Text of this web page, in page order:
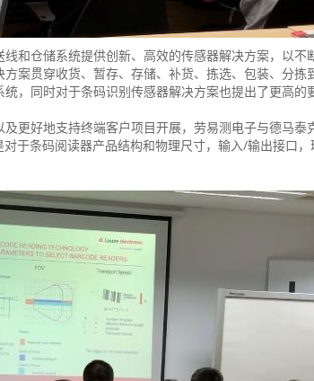
和仓储系统提供创新、高效的传感器解决方案，以不
案贯穿收货、暂存、存储、补货、拣选、包装、分拣
，同时对于条码识别传感器解决方案也提出了更高的
更好地支持终端客户项目开展，劳易测电子与德马泰
于条码阅读器产品结构和物理尺寸，输入/输出接口